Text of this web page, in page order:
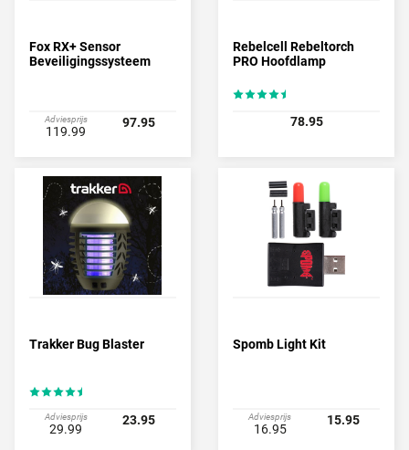
Fox RX+ Sensor
Beveiligingssysteem
Adviesprijs
119.99
97.95
Rebelcell Rebeltorch
PRO Hoofdlamp
78.95
Trakker Bug Blaster
Adviesprijs
29.99
23.95
Spomb Light Kit
Adviesprijs
16.95
15.95